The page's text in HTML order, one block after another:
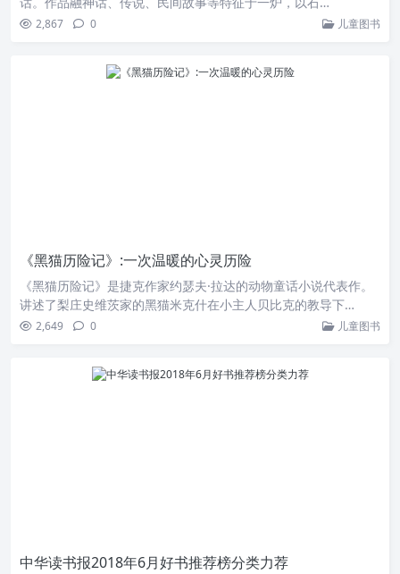
2,867 0 儿童图书
《黑猫历险记》:一次温暖的心灵历险
《黑猫历险记》是捷克作家约瑟夫·拉达的动物童话小说代表作。
讲述了梨庄史维茨家的黑猫米克什在小主人贝比克的教导下…
2,649 0 儿童图书
中华读书报2018年6月好书推荐榜分类力荐